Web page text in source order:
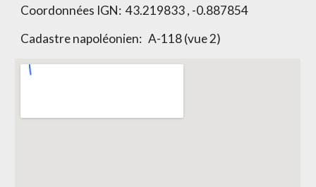
Coordonnées IGN: 43.219833 , -0.887854
Cadastre napoléonien: A-118 (vue 2)